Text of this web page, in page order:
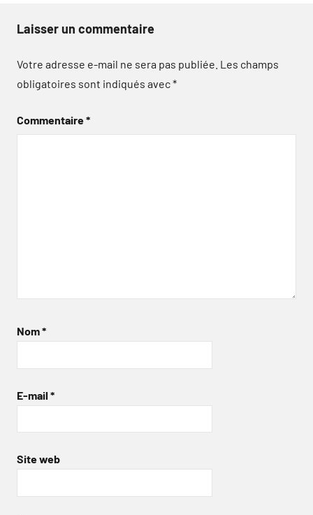
Laisser un commentaire
Votre adresse e-mail ne sera pas publiée. Les champs
obligatoires sont indiqués avec*
Commentaire*
Nom*
E-mail *
Site web